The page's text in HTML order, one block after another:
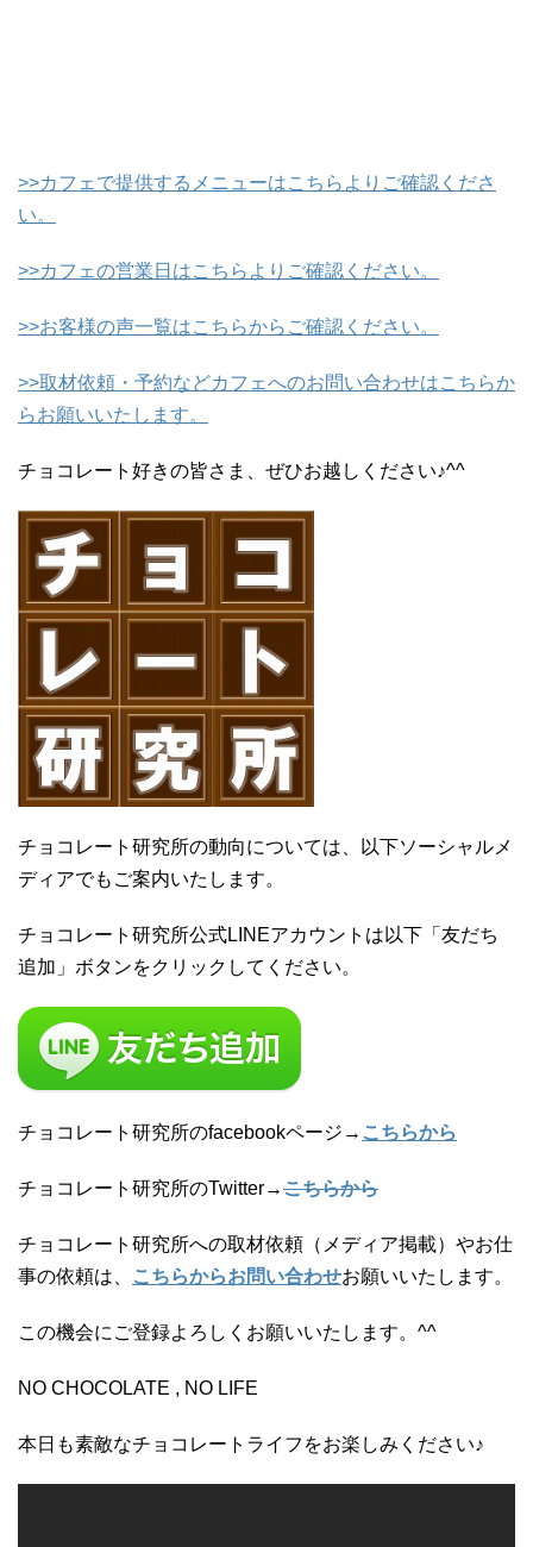
>>カフェで提供するメニューはこちらよりご確認くださ
い。
>>カフェの営業日はこちらよりご確認ください。
>>お客様の声一覧はこちらからご確認ください。
>>取材依頼・予約などカフェへのお問い合わせはこちらか
らお願いいたします。
チョコレート好きの皆さま、ぜひお越しください♪^^
チョコレート研究所の動向については、以下ソーシャルメ
ディアでもご案内いたします。
チョコレート研究所公式LINEアカウントは以下「友だち
追加」ボタンをクリックしてください。
チョコレート研究所のfacebookページ→ こちらから
チョコレート研究所のTwitter→こちらから
チョコレート研究所への取材依頼（メディア掲載）やお仕
事の依頼は、
こちらからお問い合わせお願いいたします。
この機会にご登録よろしくお願いいたします。^^
NO CHOCOLATE , NO LIFE
本日も素敵なチョコレートライフをお楽しみください♪